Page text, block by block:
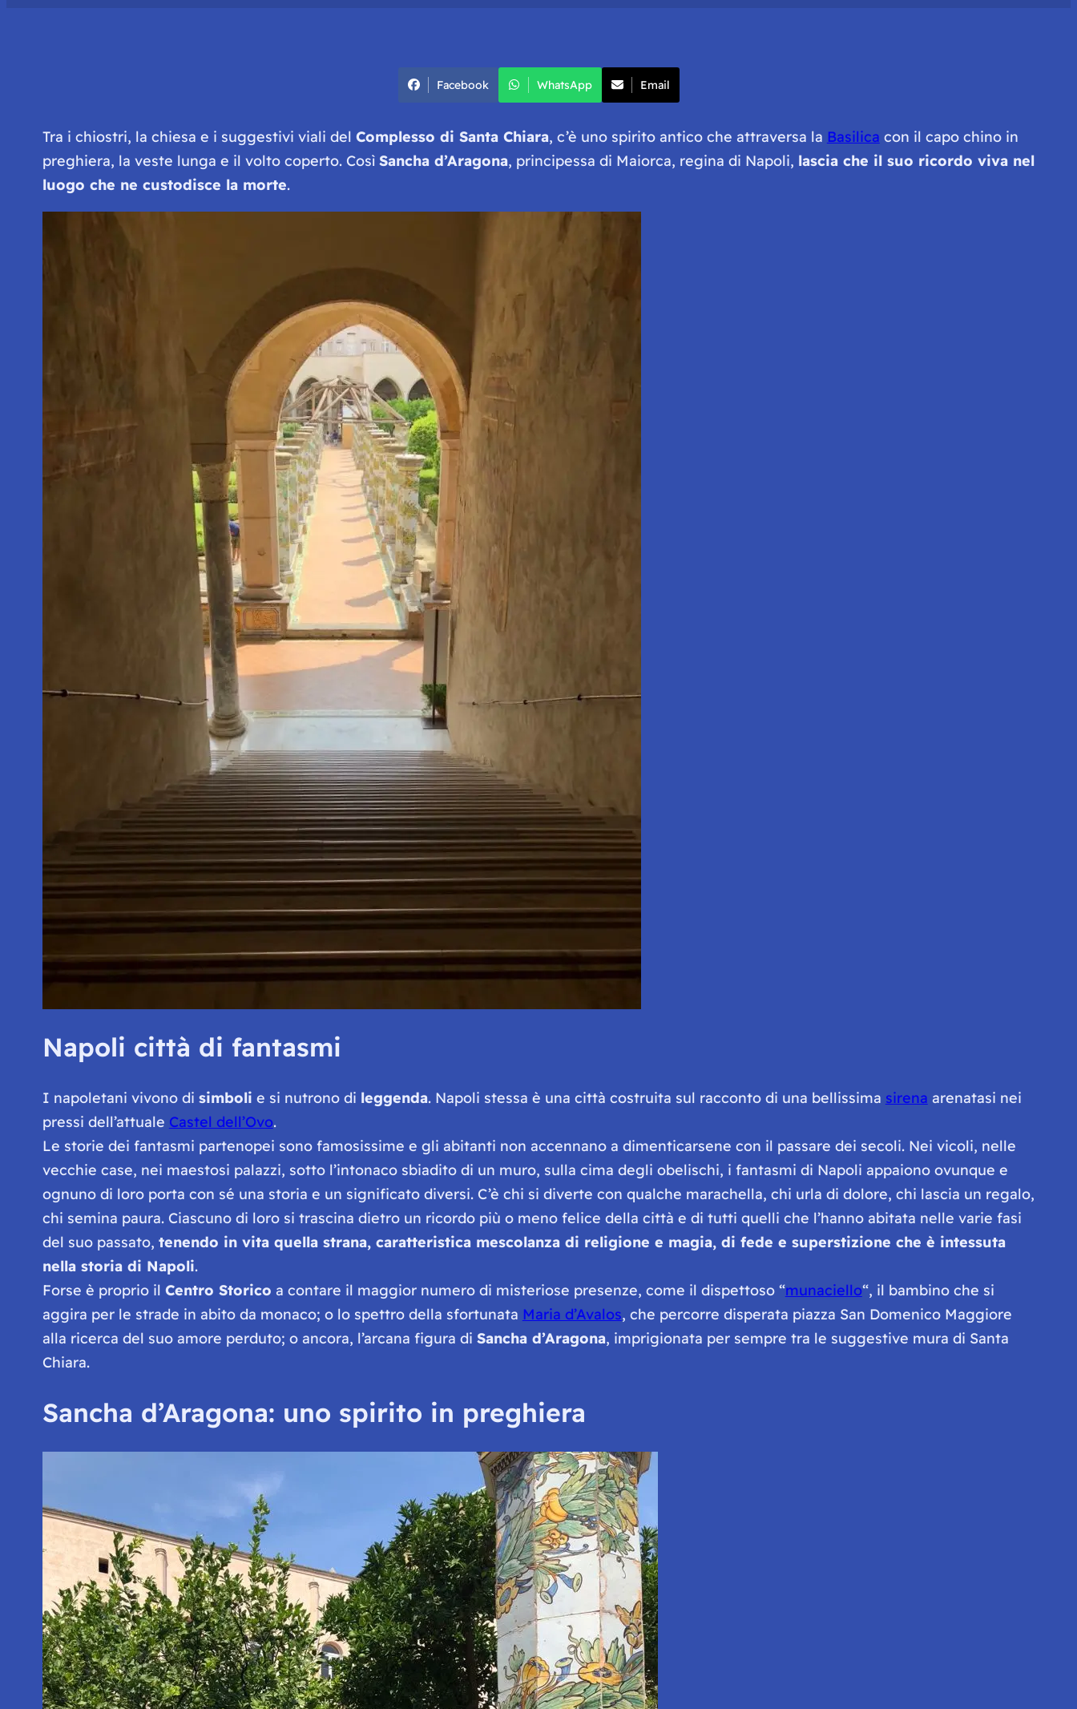
Facebook WhatsApp Email
Tra i chiostri, la chiesa e i suggestivi viali del Complesso di Santa Chiara, c’è uno spirito antico che attraversa la Basilica con il capo chino in
preghiera, la veste lunga e il volto coperto. Così Sancha d’Aragona, principessa di Maiorca, regina di Napoli, lascia che il suo ricordo viva nel
luogo che ne custodisce la morte.
Napoli città di fantasmi
I napoletani vivono di simboli e si nutrono di leggenda. Napoli stessa è una città costruita sul racconto di una bellissima sirena arenatasi nei
pressi dell’attuale Castel dell’Ovo.
Le storie dei fantasmi partenopei sono famosissime e gli abitanti non accennano a dimenticarsene con il passare dei secoli. Nei vicoli, nelle
vecchie case, nei maestosi palazzi, sotto l’intonaco sbiadito di un muro, sulla cima degli obelischi, i fantasmi di Napoli appaiono ovunque e
ognuno di loro porta con sé una storia e un significato diversi. C’è chi si diverte con qualche marachella, chi urla di dolore, chi lascia un regalo,
chi semina paura. Ciascuno di loro si trascina dietro un ricordo più o meno felice della città e di tutti quelli che l’hanno abitata nelle varie fasi
del suo passato, tenendo in vita quella strana, caratteristica mescolanza di religione e magia, di fede e superstizione che è intessuta
nella storia di Napoli.
Forse è proprio il Centro Storico a contare il maggior numero di misteriose presenze, come il dispettoso “munaciello“, il bambino che si
aggira per le strade in abito da monaco; o lo spettro della sfortunata Maria d’Avalos, che percorre disperata piazza San Domenico Maggiore
alla ricerca del suo amore perduto; o ancora, l’arcana figura di Sancha d’Aragona, imprigionata per sempre tra le suggestive mura di Santa
Chiara.
Sancha d’Aragona: uno spirito in preghiera